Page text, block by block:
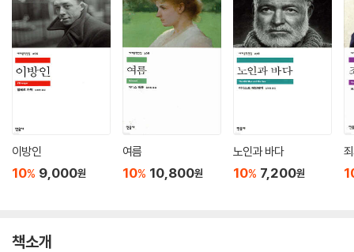
이방인
10% 9,000원
여름
10% 10,800원
노인과 바다
10% 7,200원
책소개